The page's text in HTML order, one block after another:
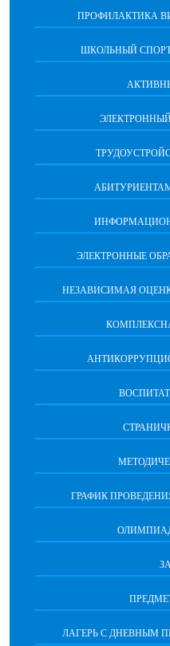
ПРОФИЛАКТИКА
ШКОЛЬНЫЙ
ЭЛЕКТРОННЫЕ
НЕЗАВИСИМАЯ
ГРАФИК
ЛАГЕРЬ С ДНЕВНЫМ